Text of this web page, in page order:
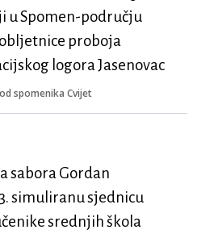
u Spomen-području
obljetnice proboja
logora Jasenovac
spomenika Cvijet
sabora Gordan
simuliranu sjednicu
srednjih škola